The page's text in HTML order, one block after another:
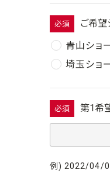
必須
ご希望
青山ショ
埼玉ショ
必須 第1希
例) 2022/04/